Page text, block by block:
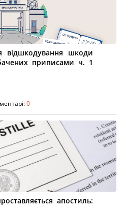
відшкодування шкоди
приписами ч. 1
0
апостиль: